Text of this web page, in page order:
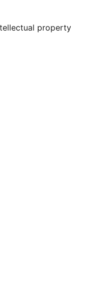
property